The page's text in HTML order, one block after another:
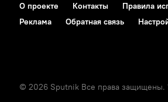
О проекте Контакты Правила
Реклама
Обратная связь
© 2026 Sputnik Все права защищены.